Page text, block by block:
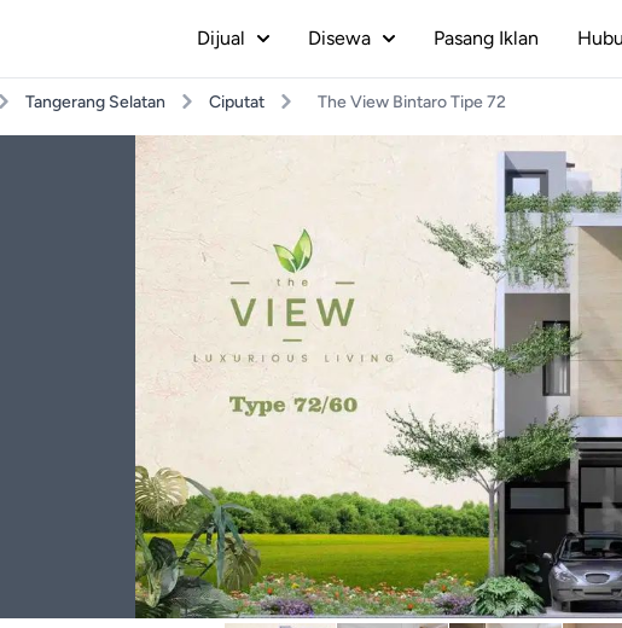
Dijual Disewa Pasang Iklan
Tangerang Selatan Ciputat The View Bintaro Tipe 72